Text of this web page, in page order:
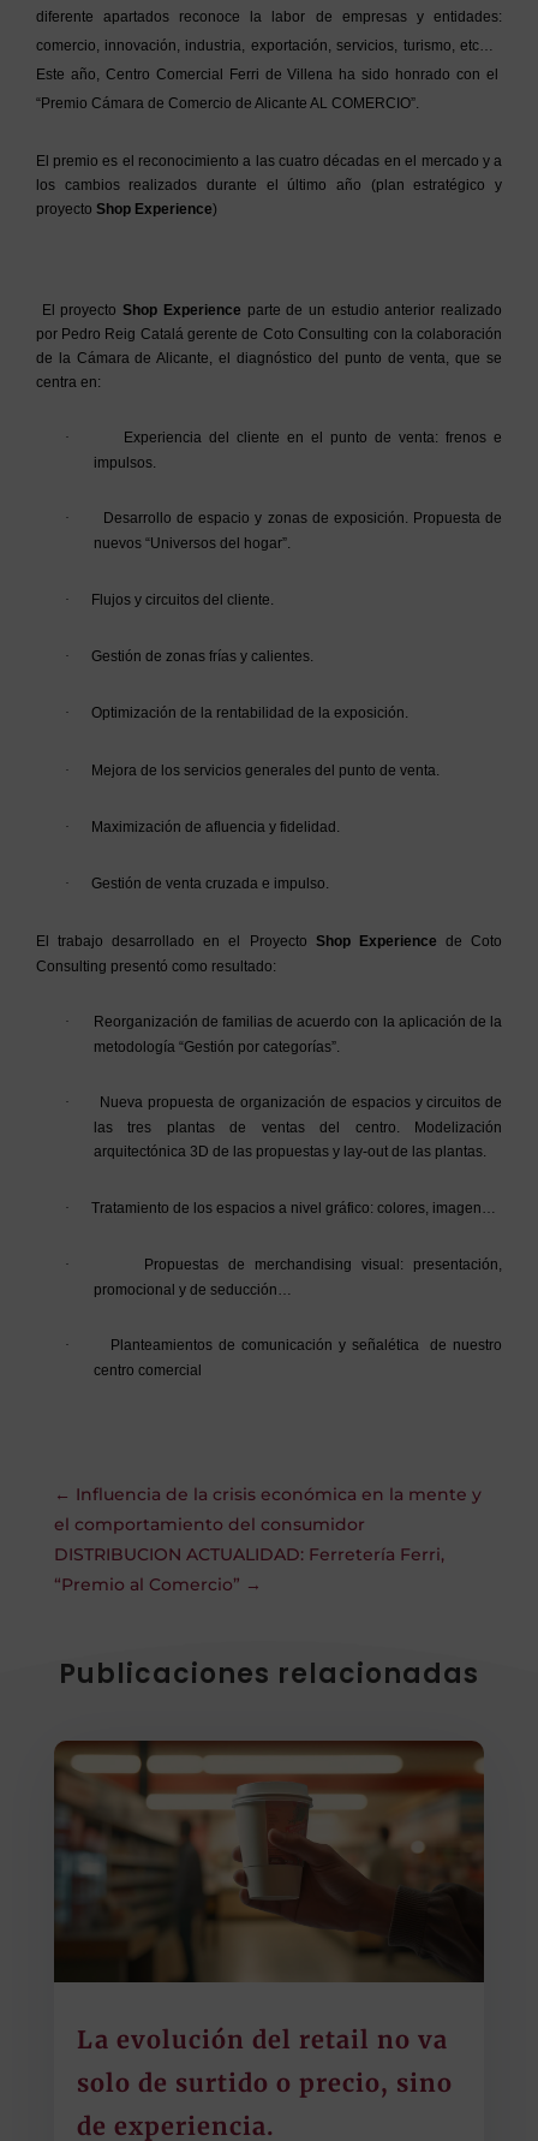
diferente apartados reconoce la labor de empresas y entidades:
comercio, innovación, industria, exportación, servicios, turismo, etc…
Este año, Centro Comercial Ferri de Villena ha sido honrado con el
“Premio Cámara de Comercio de Alicante AL COMERCIO”.
El premio es el reconocimiento a las cuatro décadas en el mercado y a
los cambios realizados durante el último año (plan estratégico y
proyecto Shop Experience)
El proyectoShop Experience parte de un estudio anterior realizado
por Pedro Reig Catalá gerente de Coto Consulting con la colaboración
de la Cámara de Alicante, el diagnóstico del punto de venta, que se
centra en:
·
Experiencia del cliente en el punto de venta: frenos e
impulsos.
·
Desarrollo de espacio y zonas de exposición. Propuesta de
nuevos “Universos del hogar”.
· Flujos y circuitos del cliente.
· Gestión de zonas frías y calientes.
· Optimización de la rentabilidad de la exposición.
· Mejora de los servicios generales del punto de venta.
· Maximización de afluencia y fidelidad.
· Gestión de venta cruzada e impulso.
El trabajo desarrollado en el Proyecto Shop Experience de Coto
Consulting presentó como resultado:
·
Reorganización de familias de acuerdo con la aplicación de la
metodología “Gestión por categorías”.
·
Nueva propuesta de organización de espacios y circuitos de
las tres plantas de ventas del centro. Modelización
arquitectónica 3D de las propuestas y lay-out de las plantas.
· Tratamiento de los espacios a nivel gráfico: colores, imagen…
·
Propuestas de merchandising visual: presentación,
promocional y de seducción…
·
Planteamientos de comunicación y señalética de nuestro
centro comercial
← Influencia de la crisis económica en la mente y
el comportamiento del consumidor
DISTRIBUCION ACTUALIDAD: Ferretería Ferri,
“Premio al Comercio” →
Publicaciones relacionadas
La evolución del retail no va
solo de surtido o precio, sino
de experiencia.